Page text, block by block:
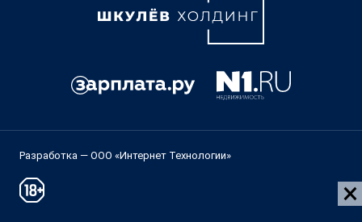
Разработка — ООО «Интернет Технологии»